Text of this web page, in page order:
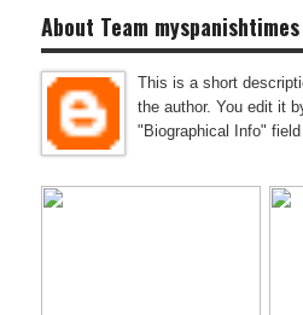
About Team myspanishtimes
This is a short
the author. You edit it
"Biographical Info"